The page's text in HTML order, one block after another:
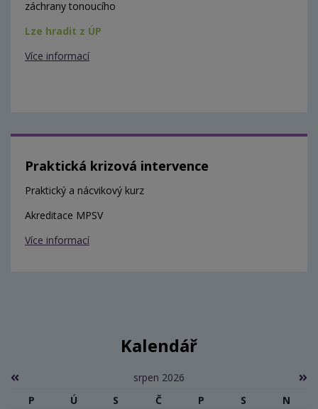
záchrany tonoucího
Lze hradit z ÚP
Více informací
Praktická krizová intervence
Praktický a nácvikový kurz
Akreditace MPSV
Více informací
Kalendář
srpen 2026
P
Ú S Č P S
N